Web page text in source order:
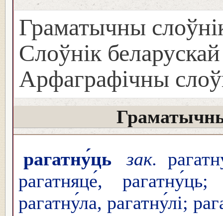
Граматычны
Слоўнік
Арфаграфічны
рагатну́ць зак.
рагатняце́,
рагатну́ла, рагатну́лі;